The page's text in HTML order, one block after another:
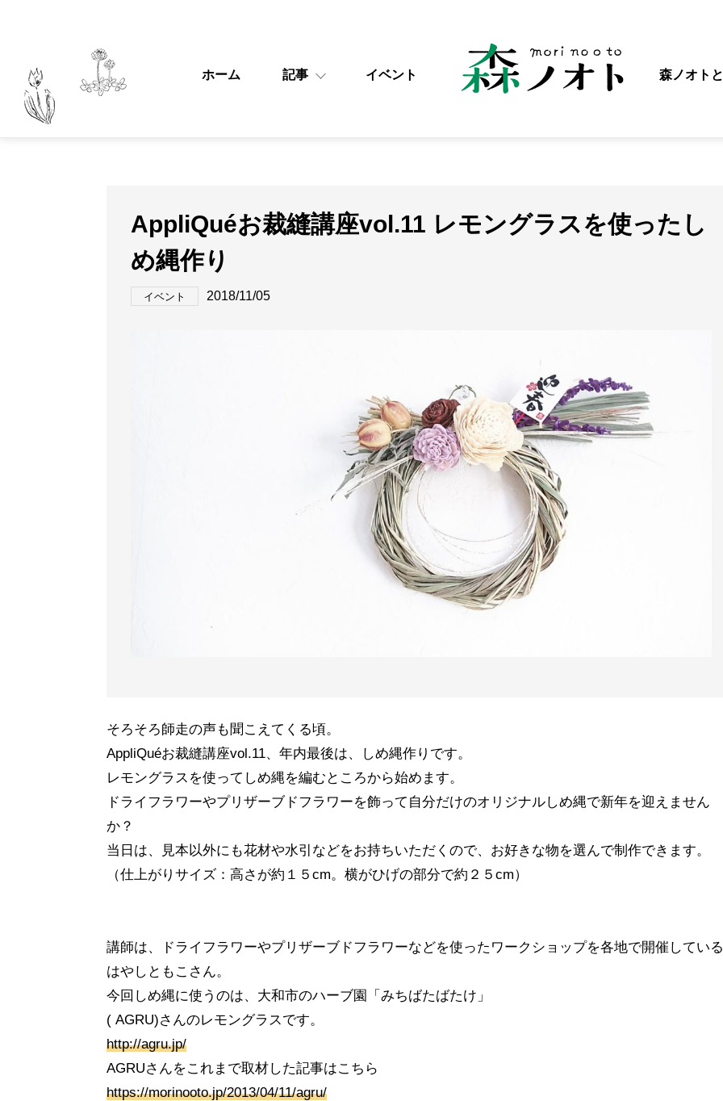
ホーム 記事 イベント 森ノオト
AppliQuéお裁縫講座vol.11 レモングラスを使ったし
め縄作り
イベント 2018/11/05
そろそろ師走の声も聞こえてくる頃。
AppliQuéお裁縫講座vol.11、年内最後は、しめ縄作りです。
レモングラスを使ってしめ縄を編むところから始めます。
ドライフラワーやプリザーブドフラワーを飾って自分だけのオリジナルしめ縄で新年を迎えません
か？
当日は、見本以外にも花材や水引などをお持ちいただくので、お好きな物を選んで制作できます。
（仕上がりサイズ：高さが約１５cm。横がひげの部分で約２５cm）
講師は、ドライフラワーやプリザーブドフラワーなどを使ったワークショップを各地で開催している
はやしともこさん。
今回しめ縄に使うのは、大和市のハーブ園「みちばたばたけ」
( AGRU)さんのレモングラスです。
http://agru.jp/
AGRUさんをこれまで取材した記事はこちら
https://morinooto.jp/2013/04/11/agru/